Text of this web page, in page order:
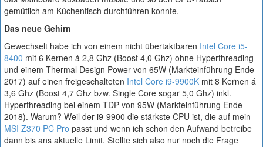
gemütlich am Küchentisch durchführen konnte.
Das neue Gehirn
Gewechselt habe ich von einem nicht übertaktbaren Intel Core i5-
8400 mit 6 Kernen á 2,8 Ghz (Boost 4,0 Ghz) ohne Hyperthreading
und einem Thermal Design Power von 65W (Markteinführung Ende
2017) auf einen freigeschalteten Intel Core i9-9900K mit 8 Kernen á
3,6 Ghz (Boost 4,7 Ghz bzw. Single Core sogar 5,0 Ghz) inkl.
Hyperthreading bei einem TDP von 95W (Markteinführung Ende
2018). Warum? Weil der i9-9900 die stärkste CPU ist, die auf mein
MSI Z370 PC Pro passt und wenn ich schon den Aufwand betreibe
dann bis ans aktuelle Limit. Stellte sich also nur noch die Frage